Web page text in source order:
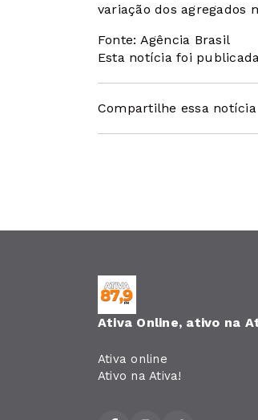
variação dos agregados
Fonte: Agência Brasil
Esta notícia foi
Compartilhe essa notícia
Ativa Online, ativo na
Ativa online
Ativo na Ativa!